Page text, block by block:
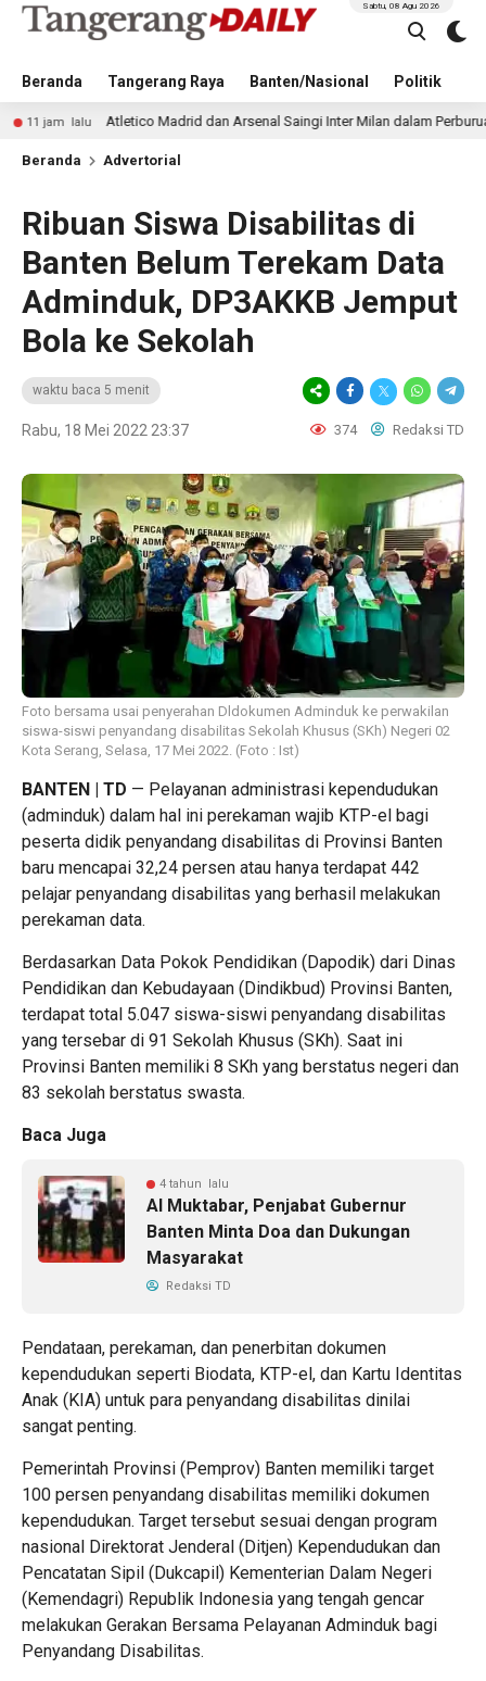
Beranda Tangerang Raya Banten/Nasional Politik
Sabtu, 08 Agu 2026
Atletico Madrid dan Arsenal Saingi Inter Milan dalam Perburuan Cristian
Beranda Advertorial
Ribuan Siswa Disabilitas di
Banten Belum Terekam Data
Adminduk, DP3AKKB Jemput
Bola ke Sekolah
waktu baca 5 menit
Rabu, 18 Mei 2022 23:37 374 Redaksi TD
Foto bersama usai penyerahan Dldokumen Adminduk ke perwakilan
siswa-siswi penyandang disabilitas Sekolah Khusus (SKh) Negeri 02
Kota Serang, Selasa, 17 Mei 2022. (Foto : Ist)
BANTEN | TD — Pelayanan administrasi kependudukan
(adminduk) dalam hal ini perekaman wajib KTP-el bagi
peserta didik penyandang disabilitas di Provinsi Banten
baru mencapai 32,24 persen atau hanya terdapat 442
pelajar penyandang disabilitas yang berhasil melakukan
perekaman data.
Berdasarkan Data Pokok Pendidikan (Dapodik) dari Dinas
Pendidikan dan Kebudayaan (Dindikbud) Provinsi Banten,
terdapat total 5.047 siswa-siswi penyandang disabilitas
yang tersebar di 91 Sekolah Khusus (SKh). Saat ini
Provinsi Banten memiliki 8 SKh yang berstatus negeri dan
83 sekolah berstatus swasta.
Baca Juga
4 tahun lalu
Al Muktabar, Penjabat Gubernur
Banten Minta Doa dan Dukungan
Masyarakat
Redaksi TD
Pendataan, perekaman, dan penerbitan dokumen
kependudukan seperti Biodata, KTP-el, dan Kartu Identitas
Anak (KIA) untuk para penyandang disabilitas dinilai
sangat penting.
Pemerintah Provinsi (Pemprov) Banten memiliki target
100 persen penyandang disabilitas memiliki dokumen
kependudukan. Target tersebut sesuai dengan program
nasional Direktorat Jenderal (Ditjen) Kependudukan dan
Pencatatan Sipil (Dukcapil) Kementerian Dalam Negeri
(Kemendagri) Republik Indonesia yang tengah gencar
melakukan Gerakan Bersama Pelayanan Adminduk bagi
Penyandang Disabilitas.